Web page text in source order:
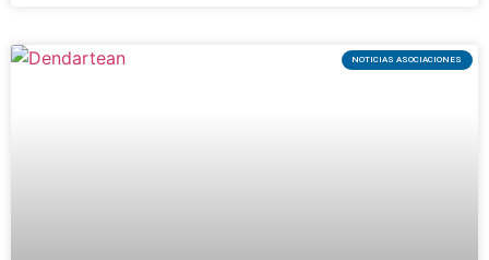
NOTICIAS ASOCIACIONES